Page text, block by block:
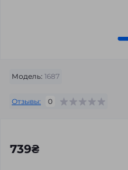
Модель: 1687
Отзывы: 0
739₴